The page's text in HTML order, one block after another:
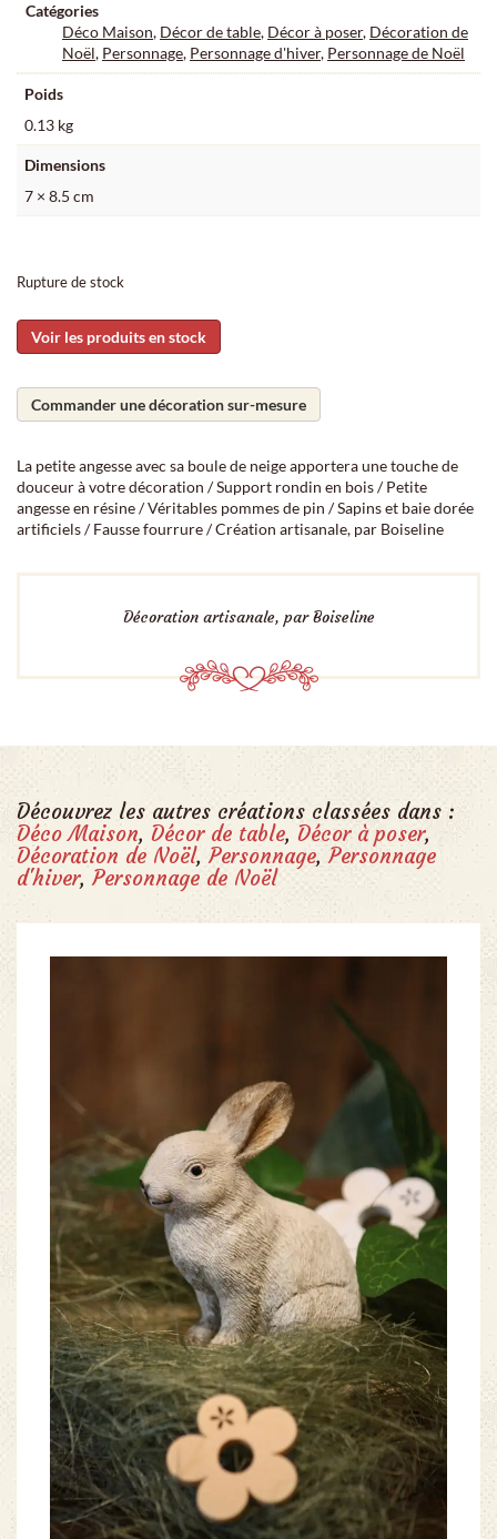
Catégories
Déco Maison, Décor de table, Décor à poser, Décoration de
Noël, Personnage, Personnage d'hiver, Personnage de Noël
Poids
0.13 kg
Dimensions
7 × 8.5 cm
Rupture de stock
Voir les produits en stock
Commander une décoration sur-mesure
La petite angesse avec sa boule de neige apportera une touche de
douceur à votre décoration / Support rondin en bois / Petite
angesse en résine / Véritables pommes de pin / Sapins et baie dorée
artificiels / Fausse fourrure / Création artisanale, par Boiseline
Décoration artisanale, par Boiseline
Découvrez les autres créations classées dans :
Déco Maison, Décor de table, Décor à poser,
Décoration de Noël,Personnage,Personnage
d'hiver,Personnage de Noël